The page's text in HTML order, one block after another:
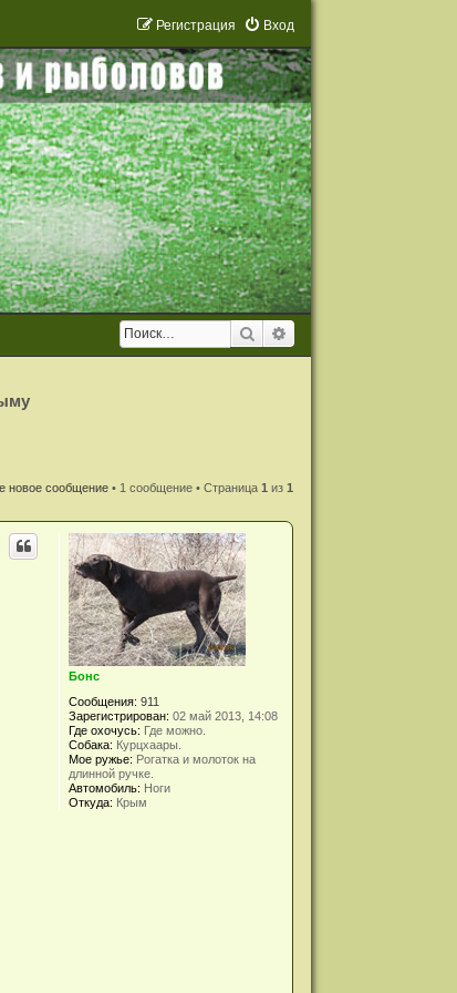
Вход
Регистрация
Поиск
новое сообщение • 1 сообщение • Страница1 из1
Бонс
Сообщения: 911
Зарегистрирован: 02 май 2013, 14:08
Где охочусь: Где можно.
Собака: Курцхаары.
Мое ружье: Рогатка и молоток на
длинной ручке.
Автомобиль: Ноги
Откуда: Крым